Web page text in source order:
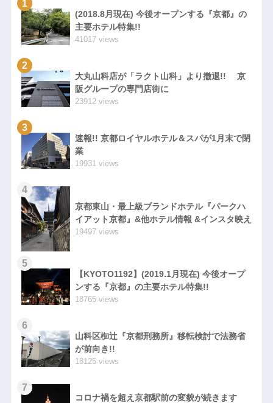
1
(2018.8月現在) 今後オープンする『京都』の
主要ホテル特集!!
41017 views
2
大丸山科店が「ラクト山科」より撤退!! 京
阪グループの専門店街に
23912 views
3
速報!! 京都ロイヤルホテル＆スパが1月末で閉
業
19931 views
4
京都東山・最上級ブランドホテル『パークハ
イアット京都』&他ホテル情報 &インスタ映え
19497 views
5
【KYOTO1192】(2019.1月現在) 今後オープ
ンする『京都』の主要ホテル特集!!
18765 views
6
山科区椥辻『京都刑務所』移転検討で法務省
が前向き!!
18125 views
7
コロナ禍を超え京都駅前の変貌が続きます